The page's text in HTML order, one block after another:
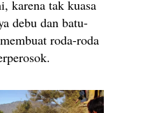
karena tak kuasa
debu dan batu-
roda-roda